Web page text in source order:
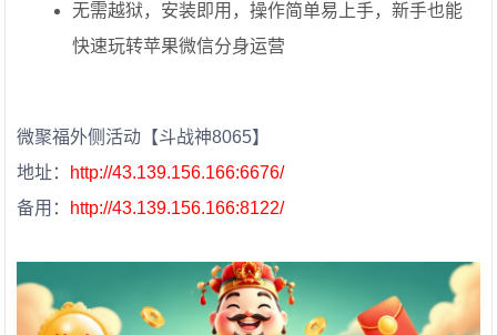
无需越狱，安装即用，操作简单易上手，新手也能
快速玩转苹果微信分身运营
微聚福外侧活动【斗战神8065】
地址： http://43.139.156.166:6676/
备用： http://43.139.156.166:8122/